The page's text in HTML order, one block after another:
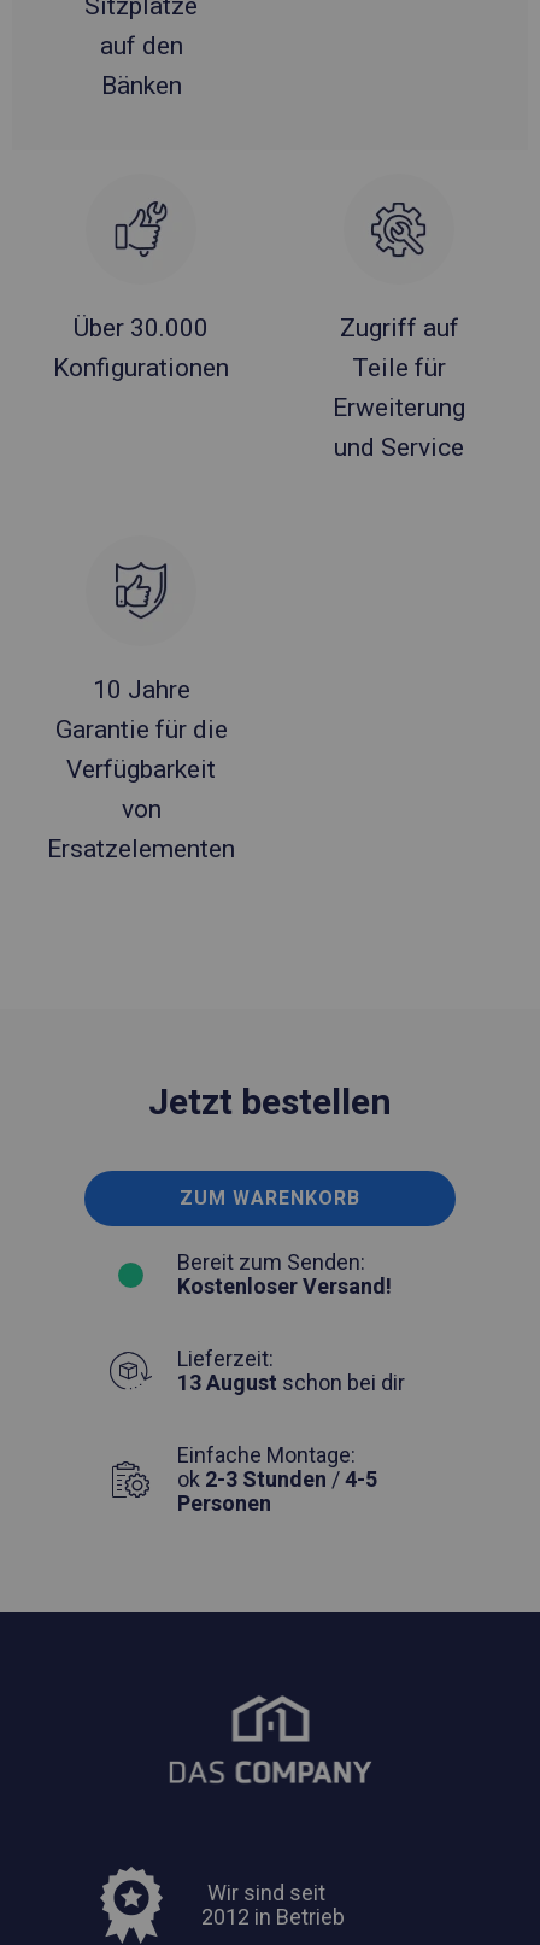
auf den
Bänken
Über 30.000
Konfigurationen
Zugriff auf
Teile für
Erweiterung
und Service
10 Jahre
Garantie für die
Verfügbarkeit
von
Ersatzelementen
Jetzt bestellen
ZUM WARENKORB
Bereit zum Senden:
Kostenloser Versand!
Lieferzeit:
13 August schon bei dir
Einfache Montage:
ok 2-3 Stunden /4-5
Personen
Wir sind seit
2012 in Betrieb